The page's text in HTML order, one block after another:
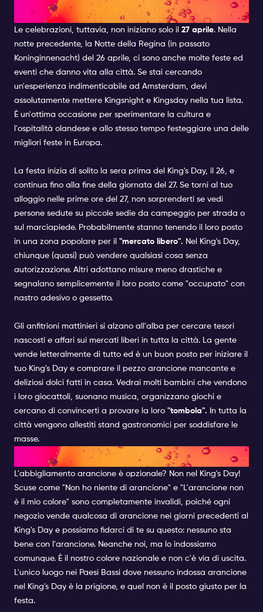
RE
Le celebrazioni, tuttavia, non iniziano solo il 27 aprile. Nella
notte precedente, la Notte della Regina (in passato
Koninginnenacht) del 26 aprile, ci sono anche molte feste ed
eventi che danno vita alla città. Se stai cercando
un'esperienza indimenticabile ad Amsterdam, devi
assolutamente mettere Kingsnight e Kingsday nella tua lista.
È un'ottima occasione per sperimentare la cultura e
l'ospitalità olandese e allo stesso tempo festeggiare una delle
migliori feste in Europa.
La festa inizia di solito la sera prima del King's Day, il 26, e
continua fino alla fine della giornata del 27. Se torni al tuo
alloggio nelle prime ore del 27, non sorprenderti se vedi
persone sedute su piccole sedie da campeggio per strada o
sul marciapiede. Probabilmente stanno tenendo il loro posto
in una zona popolare per il "mercato libero". Nel King's Day,
chiunque (quasi) può vendere qualsiasi cosa senza
autorizzazione. Altri adottano misure meno drastiche e
segnalano semplicemente il loro posto come "occupato" con
nastro adesivo o gessetto.
Gli anfitrioni mattinieri si alzano all'alba per cercare tesori
nascosti e affari sui mercati liberi in tutta la città. La gente
vende letteralmente di tutto ed è un buon posto per iniziare il
tuo King's Day e comprare il pezzo arancione mancante e
deliziosi dolci fatti in casa. Vedrai molti bambini che vendono
i loro giocattoli, suonano musica, organizzano giochi e
cercano di convincerti a provare la loro "tombola". In tutta la
città vengono allestiti stand gastronomici per soddisfare le
masse.
ETICHETTA DEL KING'S DAY
L'abbigliamento arancione è opzionale? Non nel King's Day!
Scuse come "Non ho niente di arancione" e "L'arancione non
è il mio colore" sono completamente invalidi, poiché ogni
negozio vende qualcosa di arancione nei giorni precedenti al
King's Day e possiamo fidarci di te su questo: nessuno sta
bene con l'arancione. Neanche noi, ma lo indossiamo
comunque. È il nostro colore nazionale e non c'è via di uscita.
L'unico luogo nei Paesi Bassi dove nessuno indossa arancione
nel King's Day è la prigione, e quel non è il posto giusto per la
festa.